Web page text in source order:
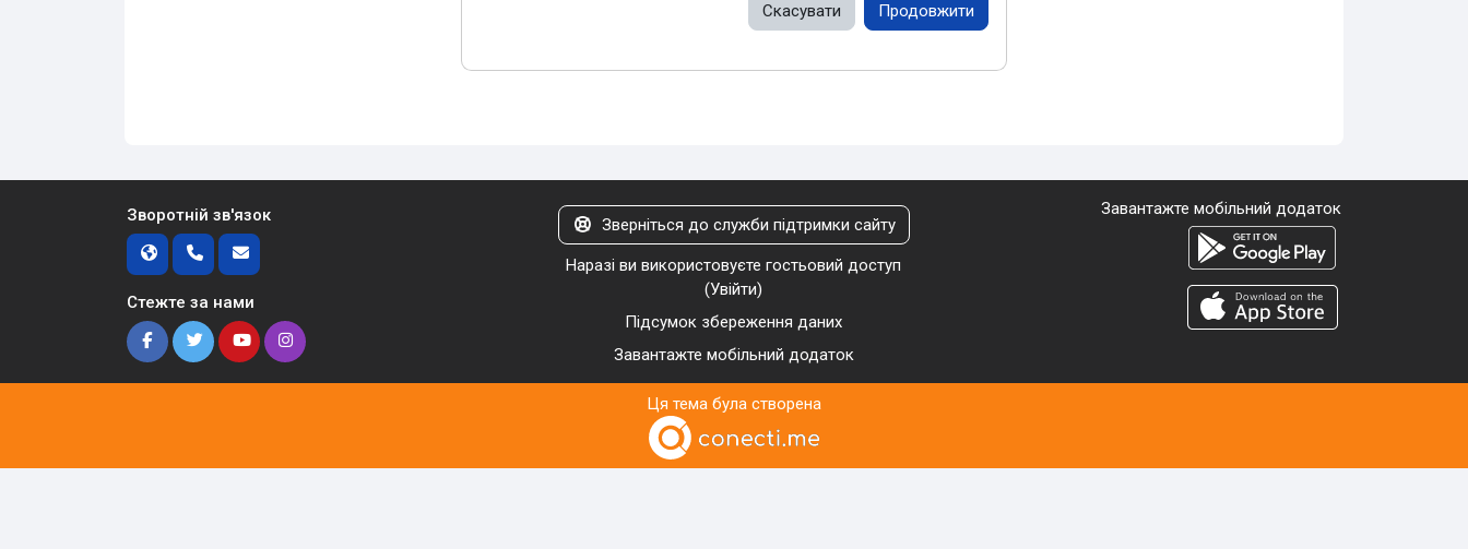
Скасувати Продовжити
Зворотній зв'язок
Стежте за нами
Зверніться до служби підтримки сайту
Наразі ви використовуєте гостьовий доступ
(Увійти)
Підсумок збереження даних
Завантажте мобільний додаток
Завантажте мобільний додаток
Ця тема була створена